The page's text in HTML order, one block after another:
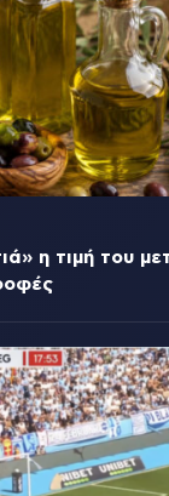
η τιμή του